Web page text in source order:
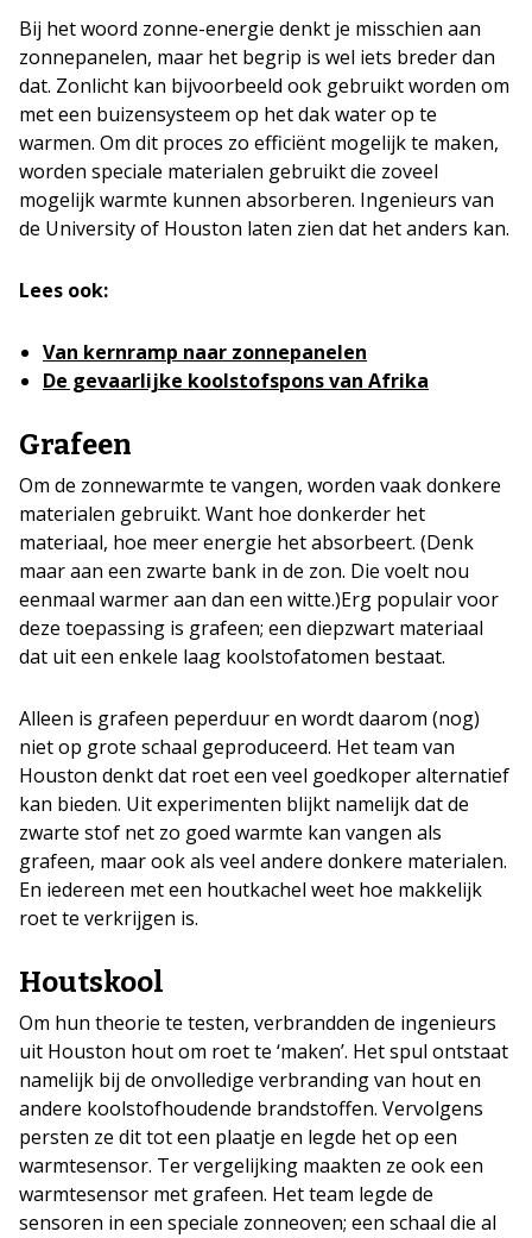
Bij het woord zonne-energie denkt je misschien aan
zonnepanelen, maar het begrip is wel iets breder dan
dat. Zonlicht kan bijvoorbeeld ook gebruikt worden om
met een buizensysteem op het dak water op te
warmen. Om dit proces zo efficiënt mogelijk te maken,
worden speciale materialen gebruikt die zoveel
mogelijk warmte kunnen absorberen. Ingenieurs van
de University of Houston laten zien dat het anders kan.
Lees ook:
Van kernramp naar zonnepanelen
De gevaarlijke koolstofspons van Afrika
Grafeen
Om de zonnewarmte te vangen, worden vaak donkere
materialen gebruikt. Want hoe donkerder het
materiaal, hoe meer energie het absorbeert. (Denk
maar aan een zwarte bank in de zon. Die voelt nou
eenmaal warmer aan dan een witte.)Erg populair voor
deze toepassing is grafeen; een diepzwart materiaal
dat uit een enkele laag koolstofatomen bestaat.
Alleen is grafeen peperduur en wordt daarom (nog)
niet op grote schaal geproduceerd. Het team van
Houston denkt dat roet een veel goedkoper alternatief
kan bieden. Uit experimenten blijkt namelijk dat de
zwarte stof net zo goed warmte kan vangen als
grafeen, maar ook als veel andere donkere materialen.
En iedereen met een houtkachel weet hoe makkelijk
roet te verkrijgen is.
Houtskool
Om hun theorie te testen, verbrandden de ingenieurs
uit Houston hout om roet te ‘maken’. Het spul ontstaat
namelijk bij de onvolledige verbranding van hout en
andere koolstofhoudende brandstoffen. Vervolgens
persten ze dit tot een plaatje en legde het op een
warmtesensor. Ter vergelijking maakten ze ook een
warmtesensor met grafeen. Het team legde de
sensoren in een speciale zonneoven; een schaal die al